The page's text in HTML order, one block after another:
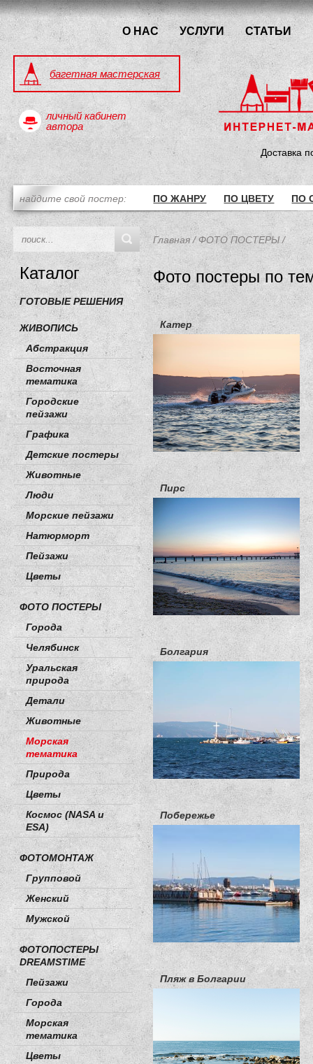
О НАС УСЛУГИ СТАТЬИ
багетная мастерская
личный кабинет
автора
Доставка
найдите свой постер: ПО ЖАНРУ ПО ЦВЕТУ ПО
Каталог
ГОТОВЫЕ РЕШЕНИЯ
ЖИВОПИСЬ
Абстракция
Восточная
тематика
Городские
пейзажи
Графика
Детские постеры
Животные
Люди
Морские пейзажи
Натюрморт
Пейзажи
Цветы
ФОТО ПОСТЕРЫ
Города
Челябинск
Уральская
природа
Детали
Животные
Морская
тематика
Природа
Цветы
Космос (NASA и
ESA)
ФОТОМОНТАЖ
Групповой
Женский
Мужской
ФОТОПОСТЕРЫ
DREAMSTIME
Пейзажи
Города
Морская
тематика
Цветы
Главная/ФОТО ПОСТЕРЫ/
Фото постеры по
Катер
Пирс
Болгария
Побережье
Пляж в Болгарии